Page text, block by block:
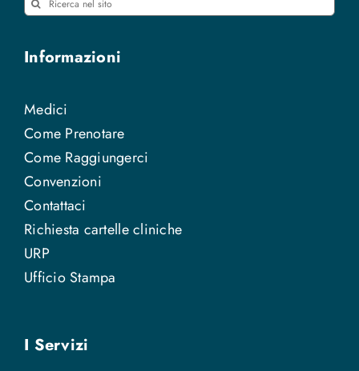
Informazioni
Medici
Come Prenotare
Come Raggiungerci
Convenzioni
Contattaci
Richiesta cartelle cliniche
URP
Ufficio Stampa
I Servizi